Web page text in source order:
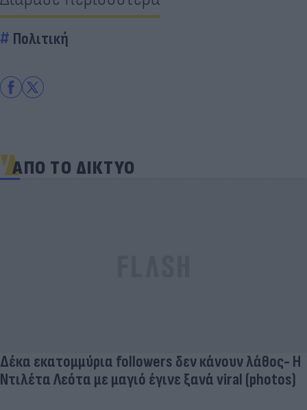
Πολιτική
ΑΠΟ ΤΟ ΔΙΚΤΥΟ
Δέκα εκατομμύρια followers δεν κάνουν λάθος- Η
Ντιλέτα Λεότα με μαγιό έγινε ξανά viral (photos)